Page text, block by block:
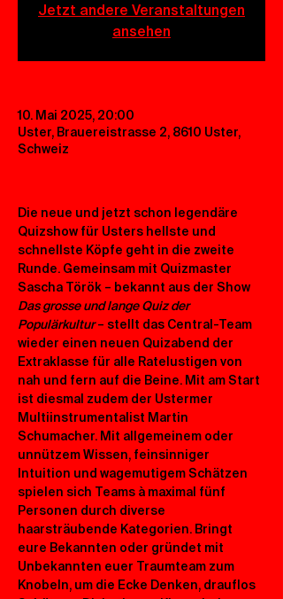
Jetzt andere Veranstaltungen
ansehen
10. Mai 2025, 20:00
Uster, Brauereistrasse 2, 8610 Uster,
Schweiz
Die neue und jetzt schon legendäre
Quizshow für Usters hellste und
schnellste Köpfe geht in die zweite
Runde. Gemeinsam mit Quizmaster
Sascha Török – bekannt aus der Show
Das grosse und lange Quiz der
Populärkultur – stellt das Central-Team
wieder einen neuen Quizabend der
Extraklasse für alle Ratelustigen von
nah und fern auf die Beine. Mit am Start
ist diesmal zudem der Ustermer
Multiinstrumentalist Martin
Schumacher. Mit allgemeinem oder
unnützem Wissen, feinsinniger
Intuition und wagemutigem Schätzen
spielen sich Teams à maximal fünf
Personen durch diverse
haarsträubende Kategorien. Bringt
eure Bekannten oder gründet mit
Unbekannten euer Traumteam zum
Knobeln, um die Ecke Denken, drauflos